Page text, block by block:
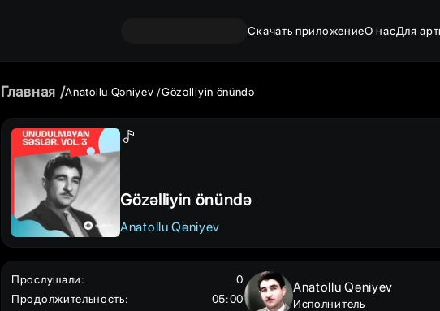
Скачать приложениеО насДля
Главная Anatollu Qəniyev Gözəlliyin önündə
Gözəlliyin önündə
Anatollu Qəniyev
Прослушали:
0
Продолжительность:
05:00
Anatollu Qəniyev
Исполнитель